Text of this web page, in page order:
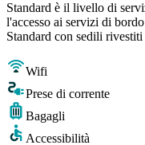
Standard è il livello di
l'accesso ai servizi di
Standard con sedili
Wifi
Prese di corrente
Bagagli
Accessibilità